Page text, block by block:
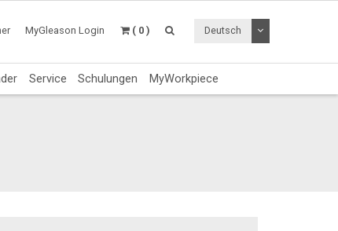
MyGleason Login ( 0 ) Deutsch Dropdown
Service Schulungen MyWorkpiece